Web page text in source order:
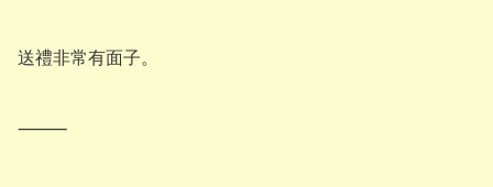
送禮非常有面子。
⸻